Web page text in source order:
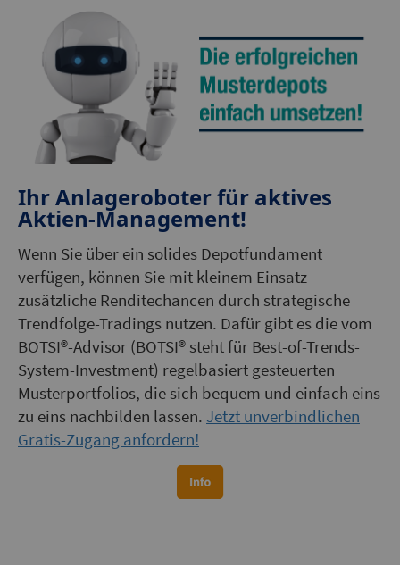
Ihr Anlageroboter für aktives
Aktien-Management!
Wenn Sie über ein solides Depotfundament
verfügen, können Sie mit kleinem Einsatz
zusätzliche Renditechancen durch strategische
Trendfolge-Tradings nutzen. Dafür gibt es die vom
BOTSI®-Advisor (BOTSI® steht für Best-of-Trends-
System-Investment) regelbasiert gesteuerten
Musterportfolios, die sich bequem und einfach eins
zu eins nachbilden lassen. Jetzt unverbindlichen
Gratis-Zugang anfordern!